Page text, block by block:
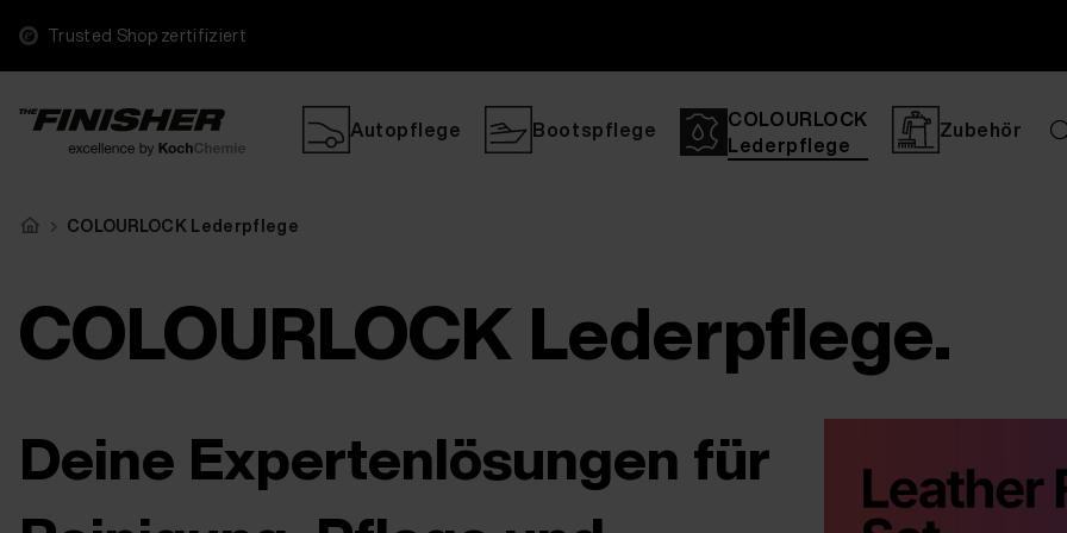
Trusted Shop zertifiziert
Autopflege Bootspflege
COLOURLOCK
Lederpflege
Zubehör
COLOURLOCK Lederpflege
COLOURLOCK Lederpflege.
Deine Expertenlösungen für